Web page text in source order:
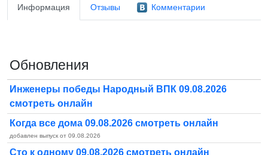
Информация Отзывы Комментарии
Обновления
Инженеры победы Народный ВПК 09.08.2026
смотреть онлайн
Когда все дома 09.08.2026 смотреть онлайн
добавлен выпуск от 09.08.2026
Сто к одному 09.08.2026 смотреть онлайн